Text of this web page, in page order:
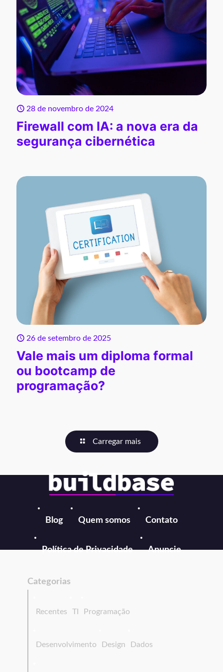
28 de novembro de 2024
Firewall com IA: a nova era da
segurança cibernética
26 de setembro de 2025
Vale mais um diploma formal
ou bootcamp de
programação?
Carregar mais
Blog Quem somos Contato
Política de Privacidade Anuncie
Categorias
Recentes TI Programação
Desenvolvimento Design Dados